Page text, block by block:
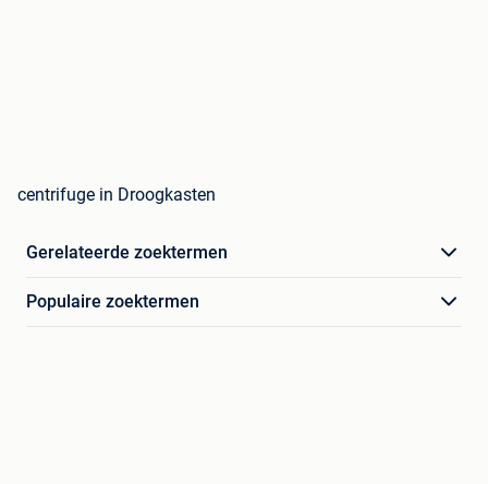
centrifuge in Droogkasten
Gerelateerde zoektermen
Populaire zoektermen